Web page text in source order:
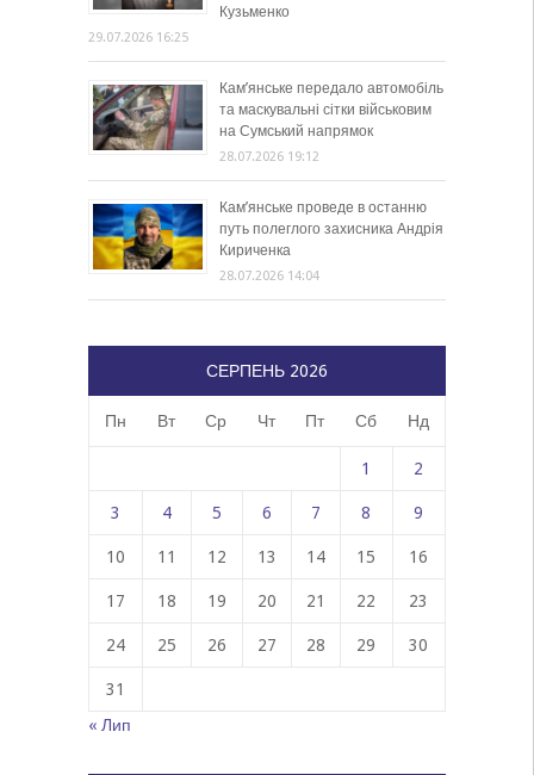
Кузьменко
29.07.2026 16:25
Кам’янське передало автомобіль
та маскувальні сітки військовим
на Сумський напрямок
28.07.2026 19:12
Кам’янське проведе в останню
путь полеглого захисника Андрія
Кириченка
28.07.2026 14:04
СЕРПЕНЬ 2026
Пн Вт Ср Чт Пт Сб Нд
1 2
3 4 5 6 7 8 9
10 11 12 13 14 15 16
17 18 19 20 21 22 23
24 25 26 27 28 29 30
31
« Лип